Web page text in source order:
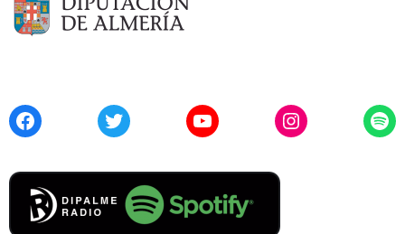
FacebookTwitter YouTubeInstagram